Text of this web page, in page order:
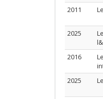
2011
2025
2016
2025